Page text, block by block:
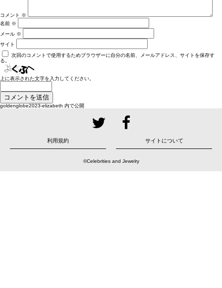
コメント ※
名前 ※
メール ※
サイト
次回のコメントで使用するためブラウザーに自分の名前、メールアドレス、サイトを保存す
る。
上に表示された文字を入力してください。
投
稿
goldenglobe2023-elizabeth 内で公開
利用規約 サイトについて
©Celebrities and Jewelry